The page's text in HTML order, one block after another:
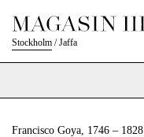
Stockholm /Jaffa
Francisco Goya, 1746 – 1828